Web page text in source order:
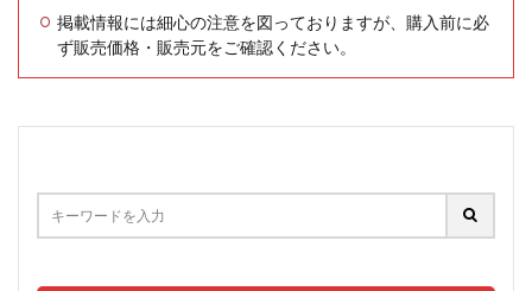
掲載情報には細心の注意を図っておりますが、購入前に必
ず販売価格・販売元をご確認ください。